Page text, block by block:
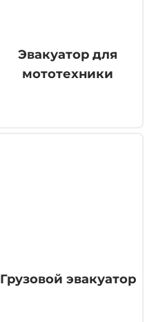
Эвакуатор для
мототехники
Грузовой эвакуатор